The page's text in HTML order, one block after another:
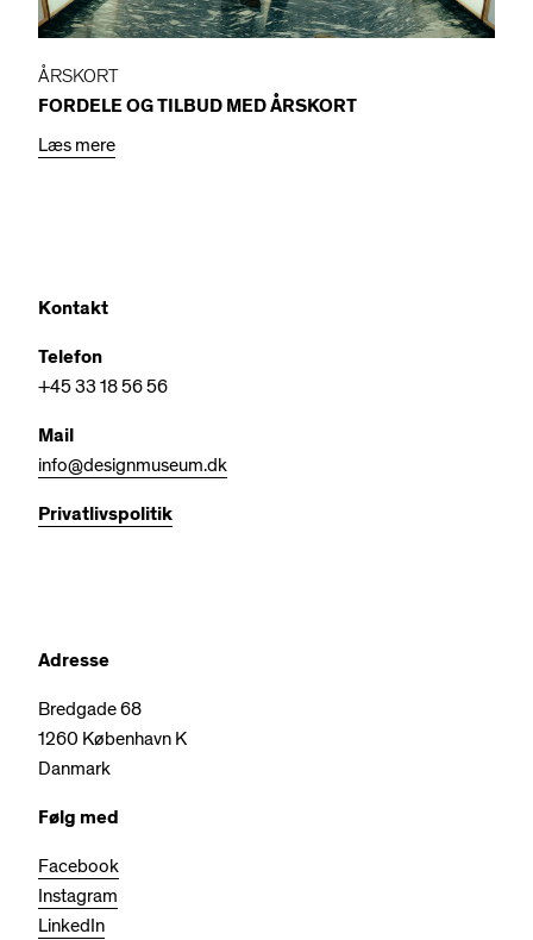
ÅRSKORT
FORDELE OG TILBUD MED ÅRSKORT
Læs mere
Kontakt
Telefon
+45 33 18 56 56
Mail
info@designmuseum.dk
Privatlivspolitik
Adresse
Bredgade 68
1260 København K
Danmark
Følg med
Facebook
Instagram
LinkedIn